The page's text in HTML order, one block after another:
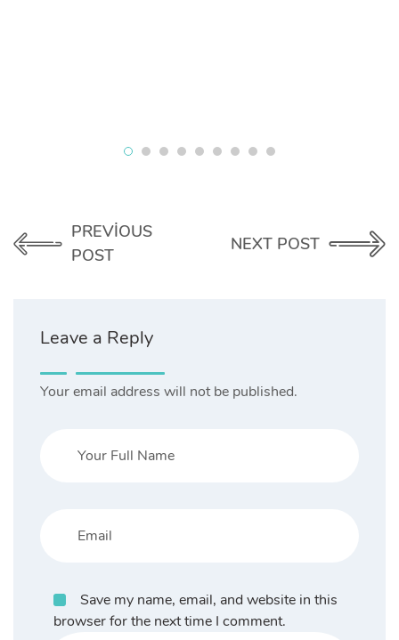
PREVIOUS
POST
NEXT POST
Leave a Reply
Your email address will not be published.
Save my name, email, and website in this
browser for the next time I comment.